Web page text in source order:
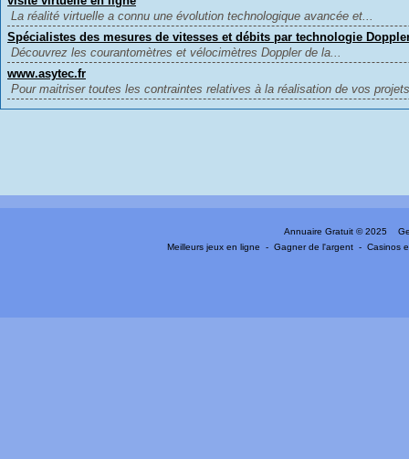
La réalité virtuelle a connu une évolution technologique avancée et...
Spécialistes des mesures de vitesses et débits par technologie
Découvrez les courantomètres et vélocimètres Doppler de la...
www.asytec.fr
Pour maitriser toutes les contraintes relatives à la réalisation de vos
Annuaire Gratuit © 2025
Meilleurs jeux en ligne
-Gagner de l'argent -Casinos